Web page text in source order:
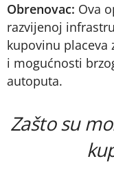
Obrenovac: Ova
razvijenoj
kupovinu placeva
i mogućnosti
autoputa.
Zašto su